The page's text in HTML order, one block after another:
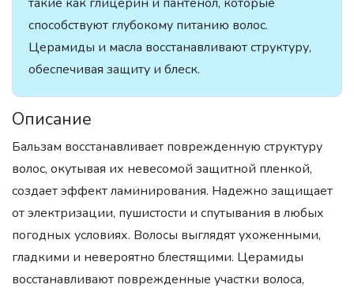
способствуют глубокому питанию волос.
Церамиды и масла восстанавливают структуру,
обеспечивая защиту и блеск.
Описание
Бальзам восстанавливает поврежденную структуру
волос, окутывая их невесомой защитной пленкой,
создает эффект ламинирования. Надежно защищает
от электризации, пушистости и спутывания в любых
погодных условиях. Волосы выглядят ухоженными,
гладкими и невероятно блестящими. Церамиды
восстанавливают поврежденные участки волоса,